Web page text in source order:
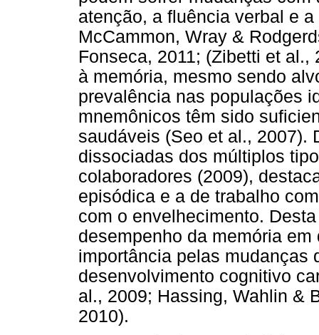
atenção, a fluência verbal e
McCammon, Wray &
Fonseca, 2011; (Zibetti et
à memória, mesmo sendo
prevalência nas populações
mnemônicos têm sido
saudáveis (Seo et al., 2007).
dissociadas dos múltiplos
colaboradores (2009),
episódica e a de trabalho
com o envelhecimento.
desempenho da memória
importância pelas mudanças
desenvolvimento cognitivo
al., 2009; Hassing, Wahlin &
2010).